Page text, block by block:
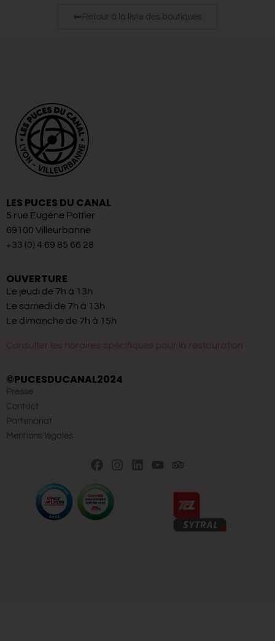
Retour à la liste des boutiques
LES PUCES DU CANAL
5 rue Eugène Pottier
69100 Villeurbanne
+33 (0) 4 69 85 66 28
OUVERTURE
Le jeudi de 7h à 13h
Le samedi de 7h à 13h
Le dimanche de 7h à 15h
Consulter les horaires spécifiques pour la restauration
©PUCESDUCANAL2024
Presse
Contact
Partenariat
Mentions légales